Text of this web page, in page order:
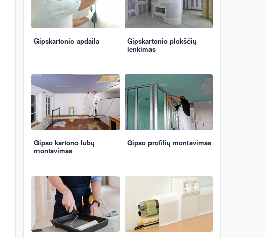
Gipskartonio apdaila
Gipskartonio plokščių
lenkimas
Gipso kartono lubų
montavimas
Gipso profilių montavimas